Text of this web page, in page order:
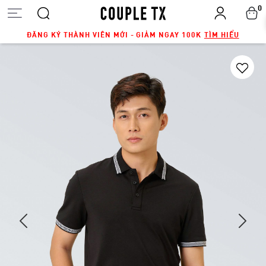
ĐĂNG KÝ THÀNH VIÊN MỚI - GIẢM NGAY 100K TÌM HIỂU
0
Previous
Next